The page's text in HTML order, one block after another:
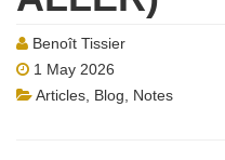
Benoît Tissier
1 May 2026
Articles Blog
Notes